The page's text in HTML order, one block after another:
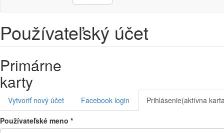
Používateľský účet
Primárne
karty
Vytvoriť nový účet Facebook login Prihlásenie(aktívna
Používateľské meno *